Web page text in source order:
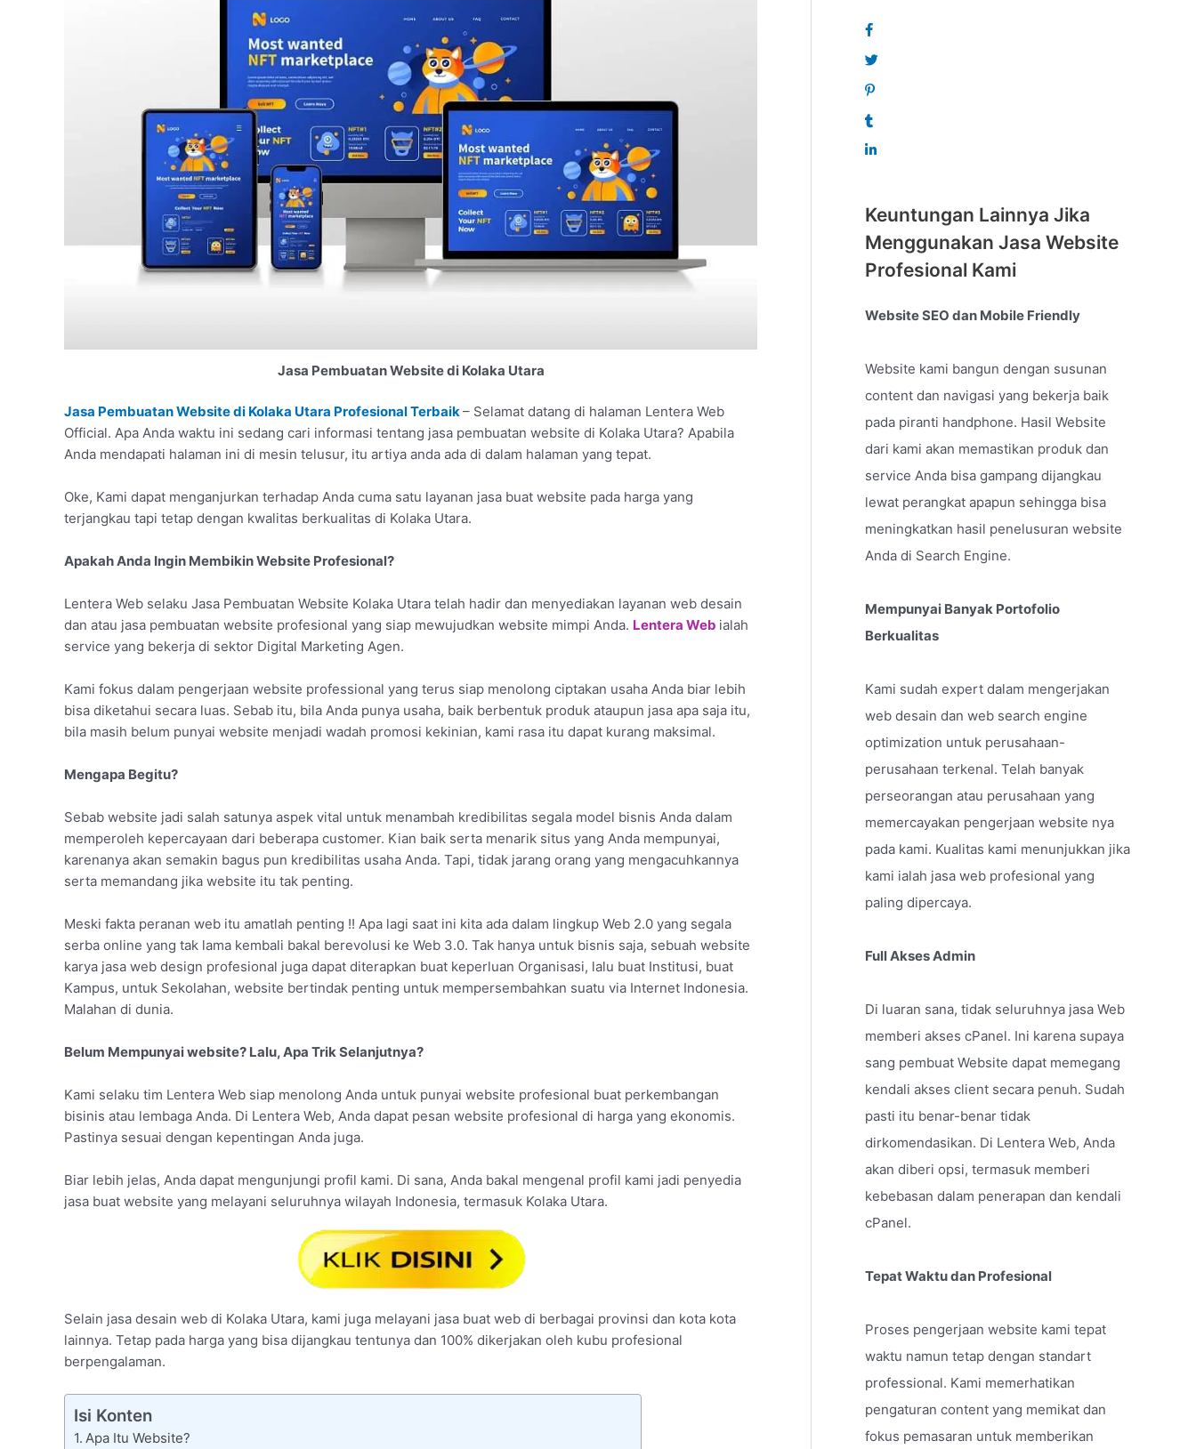
Jasa Pembuatan Website di Kolaka Utara
Jasa Pembuatan Website di Kolaka Utara Profesional Terbaik– Selamat datang di halaman Lentera Web
Official. Apa Anda waktu ini sedang cari informasi tentang jasa pembuatan website di Kolaka Utara? Apabila
Anda mendapati halaman ini di mesin telusur, itu artiya anda ada di dalam halaman yang tepat.
Oke, Kami dapat menganjurkan terhadap Anda cuma satu layanan jasa buat website pada harga yang
terjangkau tapi tetap dengan kwalitas berkualitas di Kolaka Utara.
Apakah Anda Ingin Membikin Website Profesional?
Lentera Web selaku Jasa Pembuatan Website Kolaka Utara telah hadir dan menyediakan layanan web desain
dan atau jasa pembuatan website profesional yang siap mewujudkan website mimpi Anda. Lentera Web ialah
service yang bekerja di sektor Digital Marketing Agen.
Kami fokus dalam pengerjaan website professional yang terus siap menolong ciptakan usaha Anda biar lebih
bisa diketahui secara luas. Sebab itu, bila Anda punya usaha, baik berbentuk produk ataupun jasa apa saja itu,
bila masih belum punyai website menjadi wadah promosi kekinian, kami rasa itu dapat kurang maksimal.
Mengapa Begitu?
Sebab website jadi salah satunya aspek vital untuk menambah kredibilitas segala model bisnis Anda dalam
memperoleh kepercayaan dari beberapa customer. Kian baik serta menarik situs yang Anda mempunyai,
karenanya akan semakin bagus pun kredibilitas usaha Anda. Tapi, tidak jarang orang yang mengacuhkannya
serta memandang jika website itu tak penting.
Meski fakta peranan web itu amatlah penting !! Apa lagi saat ini kita ada dalam lingkup Web 2.0 yang segala
serba online yang tak lama kembali bakal berevolusi ke Web 3.0. Tak hanya untuk bisnis saja, sebuah website
karya jasa web design profesional juga dapat diterapkan buat keperluan Organisasi, lalu buat Institusi, buat
Kampus, untuk Sekolahan, website bertindak penting untuk mempersembahkan suatu via Internet Indonesia.
Malahan di dunia.
Belum Mempunyai website? Lalu, Apa Trik Selanjutnya?
Kami selaku tim Lentera Web siap menolong Anda untuk punyai website profesional buat perkembangan
bisinis atau lembaga Anda. Di Lentera Web, Anda dapat pesan website profesional di harga yang ekonomis.
Pastinya sesuai dengan kepentingan Anda juga.
Biar lebih jelas, Anda dapat mengunjungi profil kami. Di sana, Anda bakal mengenal profil kami jadi penyedia
jasa buat website yang melayani seluruhnya wilayah Indonesia, termasuk Kolaka Utara.
Selain jasa desain web di Kolaka Utara, kami juga melayani jasa buat web di berbagai provinsi dan kota kota
lainnya. Tetap pada harga yang bisa dijangkau tentunya dan 100% dikerjakan oleh kubu profesional
berpengalaman.
Isi Konten
Apa Itu Website?
Keuntungan Lainnya Jika
Menggunakan Jasa Website
Profesional Kami
Website SEO dan Mobile Friendly
Website kami bangun dengan susunan
content dan navigasi yang bekerja baik
pada piranti handphone. Hasil Website
dari kami akan memastikan produk dan
service Anda bisa gampang dijangkau
lewat perangkat apapun sehingga bisa
meningkatkan hasil penelusuran website
Anda di Search Engine.
Mempunyai Banyak Portofolio
Berkualitas
Kami sudah expert dalam mengerjakan
web desain dan web search engine
optimization untuk perusahaan-
perusahaan terkenal. Telah banyak
perseorangan atau perusahaan yang
memercayakan pengerjaan website nya
pada kami. Kualitas kami menunjukkan jika
kami ialah jasa web profesional yang
paling dipercaya.
Full Akses Admin
Di luaran sana, tidak seluruhnya jasa Web
memberi akses cPanel. Ini karena supaya
sang pembuat Website dapat memegang
kendali akses client secara penuh. Sudah
pasti itu benar-benar tidak
dirkomendasikan. Di Lentera Web, Anda
akan diberi opsi, termasuk memberi
kebebasan dalam penerapan dan kendali
cPanel.
Tepat Waktu dan Profesional
Proses pengerjaan website kami tepat
waktu namun tetap dengan standart
professional. Kami memerhatikan
pengaturan content yang memikat dan
fokus pemasaran untuk memberikan